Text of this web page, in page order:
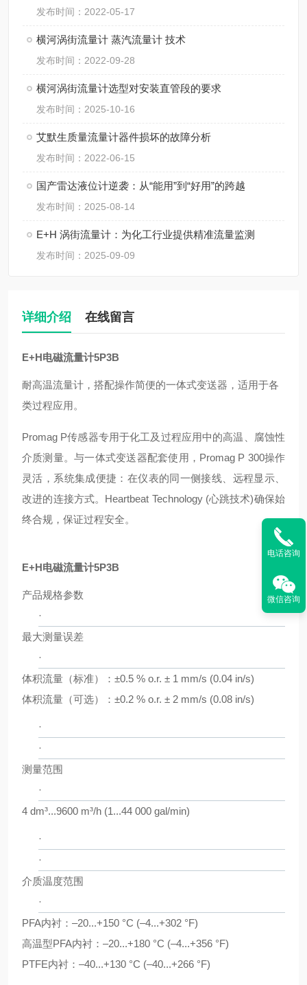
发布时间：2022-05-17
横河涡街流量计 蒸汽流量计 技术
发布时间：2022-09-28
横河涡街流量计选型对安装直管段的要求
发布时间：2025-10-16
艾默生质量流量计器件损坏的故障分析
发布时间：2022-06-15
国产雷达液位计逆袭：从“能用”到“好用”的跨越
发布时间：2025-08-14
E+H 涡街流量计：为化工行业提供精准流量监测
发布时间：2025-09-09
详细介绍 在线留言
E+H电磁流量计5P3B
耐高温流量计，搭配操作简便的一体式变送器，适用于各
类过程应用。
Promag P传感器专用于化工及过程应用中的高温、腐蚀性
介质测量。与一体式变送器配套使用，Promag P 300操作
灵活，系统集成便捷：在仪表的同一侧接线、远程显示、
改进的连接方式。Heartbeat Technology (心跳技术)确保始
终合规，保证过程安全。
E+H电磁流量计5P3B
产品规格参数
·
最大测量误差
·
体积流量（标准）：±0.5 % o.r. ± 1 mm/s (0.04 in/s)
体积流量（可选）：±0.2 % o.r. ± 2 mm/s (0.08 in/s)
·
·
测量范围
·
4 dm³...9600 m³/h (1...44 000 gal/min)
·
·
介质温度范围
·
PFA内衬：–20...+150 °C (–4...+302 °F)
高温型PFA内衬：–20...+180 °C (–4...+356 °F)
PTFE内衬：–40...+130 °C (–40...+266 °F)
电话咨询
微信咨询